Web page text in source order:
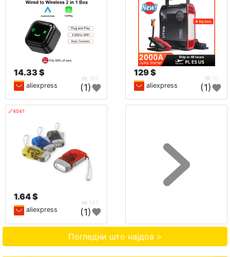
14.33 $
183
aliexpress (1)
129 $
70
aliexpress (1)
🔗404?
1.64 $
133
aliexpress (1)
Погледни што најдов >